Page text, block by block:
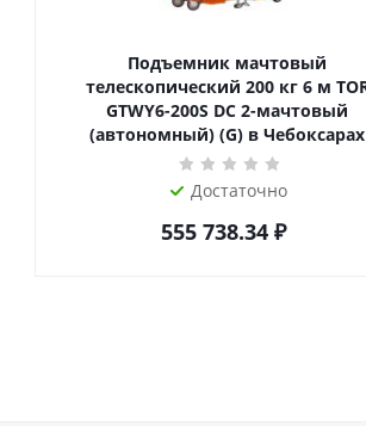
Подъемник мачтовый
телескопический 200 кг 6 м TOR
GTWY6-200S DC 2-мачтовый
(автономный) (G) в Чебоксарах
Достаточно
555 738.34₽